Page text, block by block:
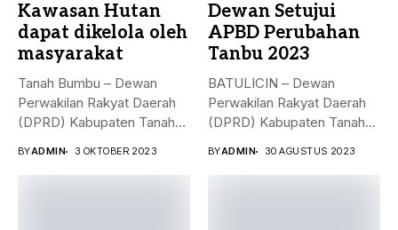
Kawasan Hutan
dapat dikelola oleh
masyarakat
Tanah Bumbu – Dewan
Perwakilan Rakyat Daerah
(DPRD) Kabupaten Tanah
BYADMIN 3 OKTOBER 2023
Dewan Setujui
APBD Perubahan
Tanbu 2023
BATULICIN – Dewan
Perwakilan Rakyat Daerah
(DPRD) Kabupaten Tanah
BYADMIN 30 AGUSTUS 2023